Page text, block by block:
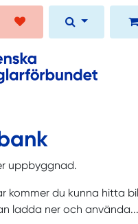
uppbyggnad.
kommer du kunna hitta
ladda ner och